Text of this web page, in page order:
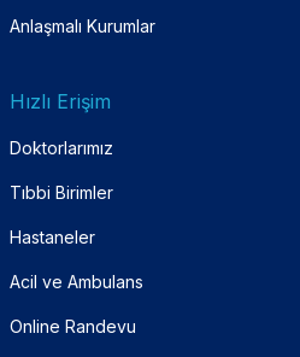
Anlaşmalı Kurumlar
Hızlı Erişim
Doktorlarımız
Tıbbi Birimler
Hastaneler
Acil ve Ambulans
Online Randevu